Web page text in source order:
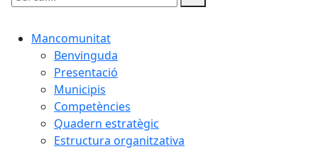
Cercar:
Mancomunitat
Benvinguda
Presentació
Municipis
Competències
Quadern estratègic
Estructura organitzativa